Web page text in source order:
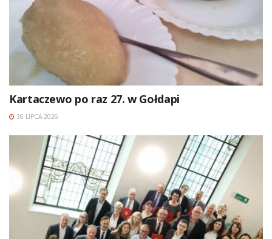
Kartaczewo po raz 27. w Gołdapi
30 LIPCA 2026